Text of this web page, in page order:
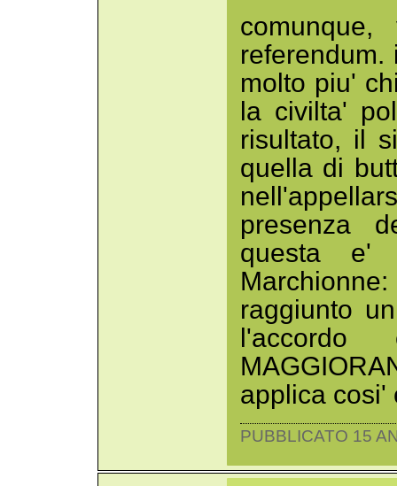
molto piu'
la civilta'
risultato, il
quella di
presenza
questa e'
raggiunto
applica cosi'
PUBBLICATO 15